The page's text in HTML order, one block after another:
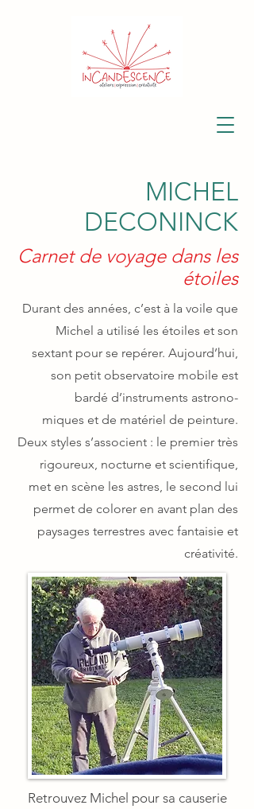
MICHEL
DECONINCK
Carnet de voyage dans les
étoiles
Durant des années, c’est à la voile que
Michel a utilisé les étoiles et son
sextant pour se repérer. Aujourd’hui,
son petit observatoire mobile est
bardé d’instruments astrono-
miques et de matériel de peinture.
Deux styles s’associent : le premier très
rigoureux, nocturne et scientifique,
met en scène les astres, le second lui
permet de colorer en avant plan des
paysages terrestres avec fantaisie et
créativité.
Retrouvez Michel pour sa causerie